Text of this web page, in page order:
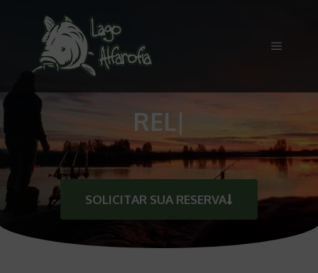
C|
SOLICITAR SUA RESERVA